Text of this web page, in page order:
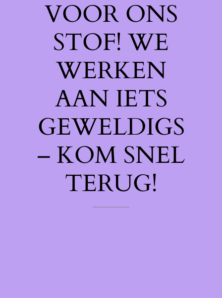
VOOR ONS
STOF! WE
WERKEN
AAN IETS
GEWELDIGS
– KOM SNEL
TERUG!